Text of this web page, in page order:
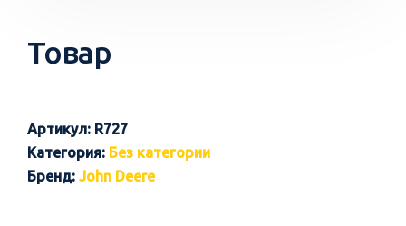
Товар
Артикул: R727
Категория: Без категории
Бренд: John Deere